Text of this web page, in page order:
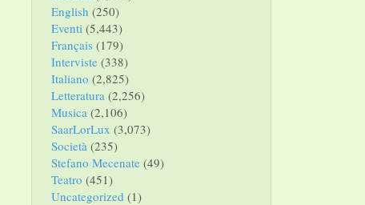
English (250)
Eventi (5,443)
Français (179)
Interviste (338)
Italiano (2,825)
Letteratura (2,256)
Musica (2,106)
SaarLorLux (3,073)
Società (235)
Stefano Mecenate (49)
Teatro (451)
Uncategorized (1)